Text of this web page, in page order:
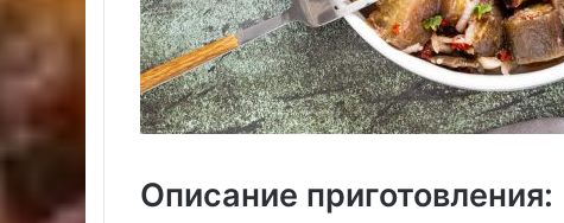
Описание приготовления: